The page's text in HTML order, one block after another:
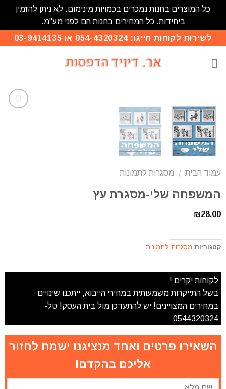
כל המוצרים בחנות נמכרים בכמויות מינימום. לא ניתן להזמין
ביחידות. כל המחירים בחנות הם לפני מע"מ.
לשירות לקוחות חייגו: 054-4320324 או 03-9414135
עמוד הבית / מסגרות לתמונות
המשפחה שלי-מסגרת עץ
₪28.00
קטגוריות מסגרות לתמונות
לקוחות יקרים !
בשל התייקרות משמעותית במחירי הייבוא, ייתכנו שינויים
במחירים המצויינים! יש להתעדכן מול בית העסק! טל-
0544320324
השאירו פרטים ואחד מנציגנו ישמח לחזור
אליכם בהקדם!